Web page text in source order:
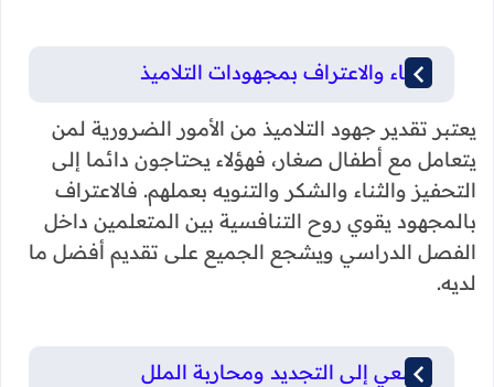
الثناء والاعتراف بمجهودات التلاميذ
يعتبر تقدير جهود التلاميذ من الأمور الضرورية لمن
يتعامل مع أطفال صغار، فهؤلاء يحتاجون دائما إلى
التحفيز والثناء والشكر والتنويه بعملهم. فالاعتراف
بالمجهود يقوي روح التنافسية بين المتعلمين داخل
الفصل الدراسي ويشجع الجميع على تقديم أفضل ما
لديه.
السعي إلى التجديد ومحاربة الملل